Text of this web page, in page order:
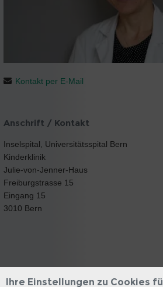
Kontakt per E-Mail
Anschrift / Kontakt
Inselspital, Universitätsspital Bern
Kinderklinik
Julie-von-Jenner-Haus
Freiburgstrasse 15
Eingang 15
3010 Bern
Ihre Einstellungen zu Cookies